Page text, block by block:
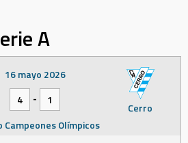
A
Cerro
16 mayo 2026
4
-
1
Campeones Olímpicos